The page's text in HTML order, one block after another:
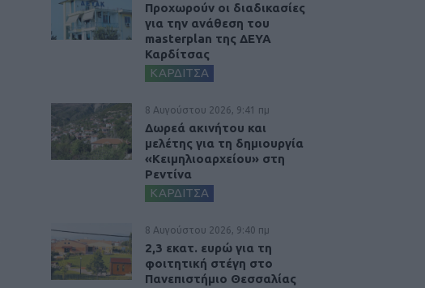
Προχωρούν οι διαδικασίες
για την ανάθεση του
masterplan της ΔΕΥΑ
Καρδίτσας
ΚΑΡΔΙΤΣΑ
8 Αυγούστου 2026, 9:41 πμ
Δωρεά ακινήτου και
μελέτης για τη δημιουργία
«Κειμηλιοαρχείου» στη
Ρεντίνα
ΚΑΡΔΙΤΣΑ
8 Αυγούστου 2026, 9:40 πμ
2,3 εκατ. ευρώ για τη
φοιτητική στέγη στο
Πανεπιστήμιο Θεσσαλίας